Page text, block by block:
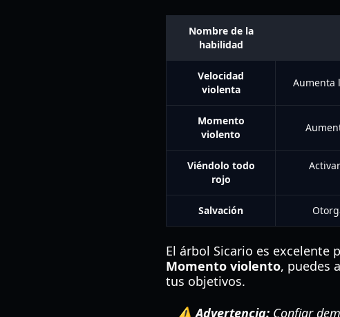
Nombre de la
habilidad
Velocidad
violenta
Aumenta
Momento
violento
Viéndolo todo
rojo
Salvación
El árbol Sicario es
Momento violento, puedes
tus objetivos.
⚠️ Advertencia: Confiar